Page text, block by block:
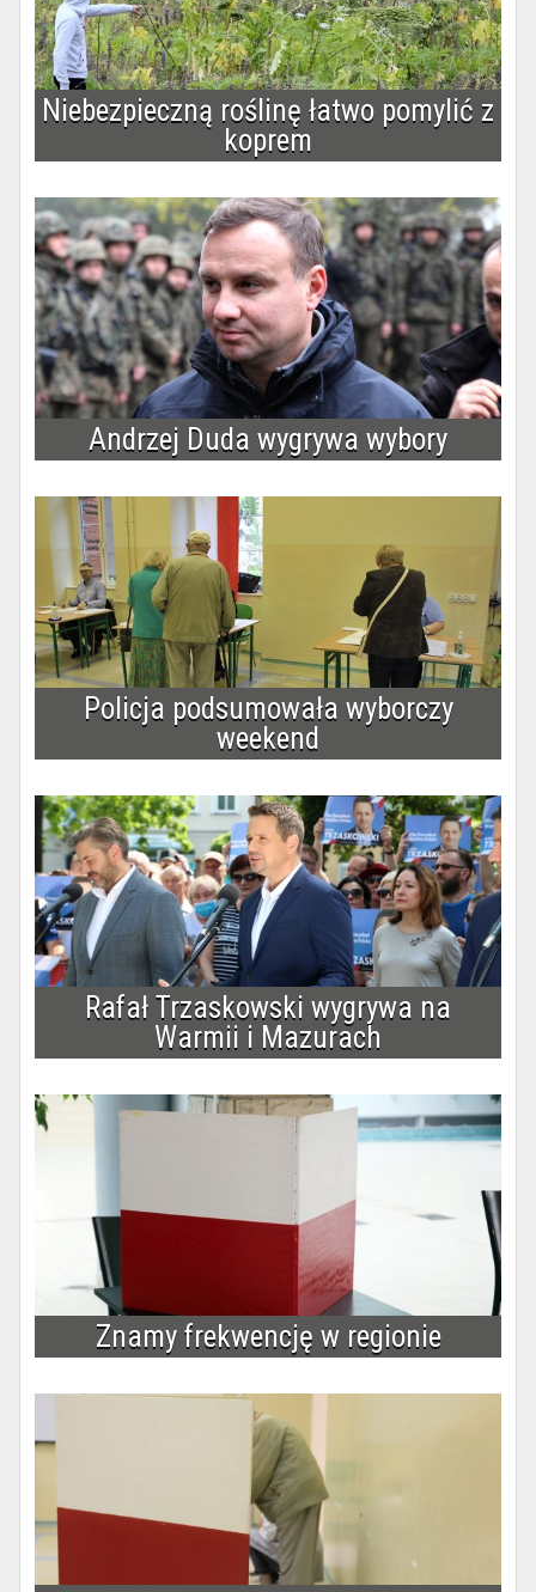
Niebezpieczną roślinę łatwo pomylić z
koprem
Andrzej Duda wygrywa wybory
Policja podsumowała wyborczy
weekend
Rafał Trzaskowski wygrywa na
Warmii i Mazurach
Znamy frekwencję w regionie